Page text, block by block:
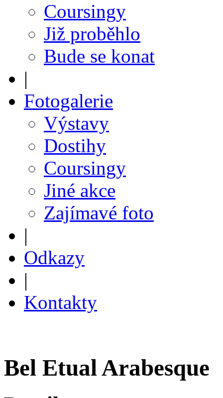
Coursingy
Již proběhlo
Bude se konat
|
Fotogalerie
Výstavy
Dostihy
Coursingy
Jiné akce
Zajímavé foto
|
Odkazy
|
Kontakty
Bel Etual Arabesque